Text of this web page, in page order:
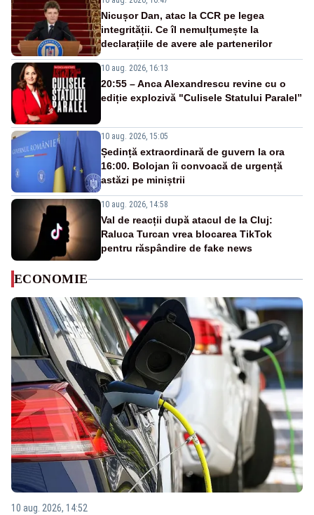
Nicușor Dan, atac la CCR pe legea
integrității. Ce îl nemulțumește la
declarațiile de avere ale partenerilor
10 aug. 2026, 16:13
20:55 – Anca Alexandrescu revine cu o
ediție explozivă "Culisele Statului Paralel”
10 aug. 2026, 15:05
Ședință extraordinară de guvern la ora
16:00. Bolojan îi convoacă de urgență
astăzi pe miniștrii
10 aug. 2026, 14:58
Val de reacții după atacul de la Cluj:
Raluca Turcan vrea blocarea TikTok
pentru răspândire de fake news
ECONOMIE
10 aug. 2026, 14:52